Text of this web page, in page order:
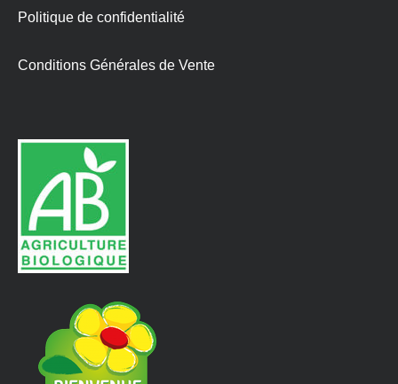
Politique de confidentialité
Conditions Générales de Vente